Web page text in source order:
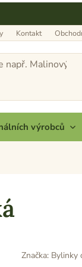
Kontakt
výrobců
Značka: Bylinky